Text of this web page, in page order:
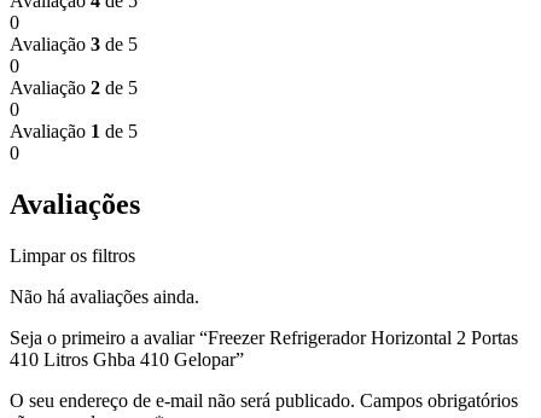
0
Avaliação 3 de 5
0
Avaliação 2 de 5
0
Avaliação 1 de 5
0
Avaliações
Limpar os filtros
Não há avaliações ainda.
Seja o primeiro a avaliar “Freezer Refrigerador Horizontal 2 Portas
410 Litros Ghba 410 Gelopar”
O seu endereço de e-mail não será publicado. Campos obrigatórios